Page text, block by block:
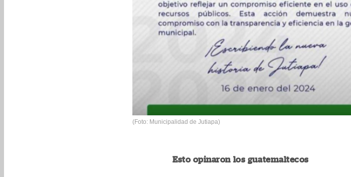
(Foto: Municipalidad de Jutiapa)
Esto opinaron los guatemaltecos